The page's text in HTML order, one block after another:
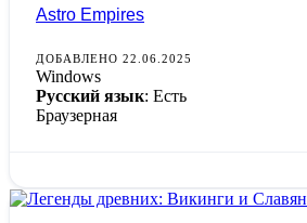
Astro Empires
ДОБАВЛЕНО 22.06.2025
Windows
Русский язык: Есть
Браузерная